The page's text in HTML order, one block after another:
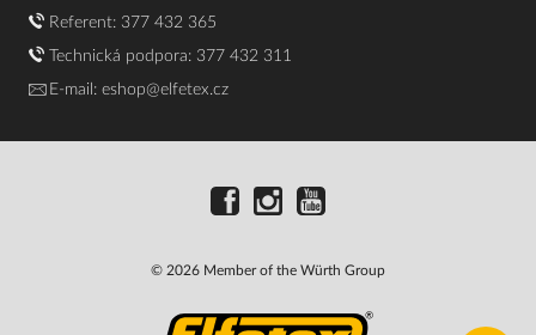
Referent: 377 432 365
Technická podpora: 377 432 311
E-mail: eshop@elfetex.cz
© 2026 Member of the Würth Group